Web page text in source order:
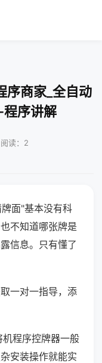
序商家_全自动
序讲解
读：2
面"基本没有科
不知道哪张牌是
信息。只有懂了
一对一指导，添
程序控牌器一般
安装操作就能实